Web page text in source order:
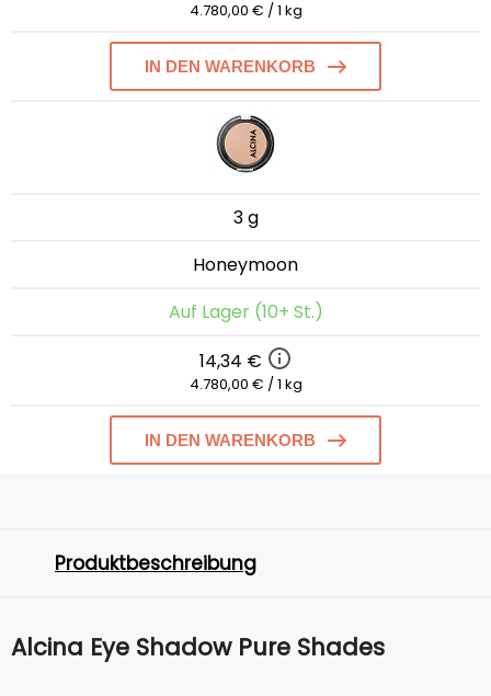
4.780,00 € / 1 kg
IN DEN WARENKORB
3 g
Honeymoon
Auf Lager (10+ St.)
14,34 €
4.780,00 € / 1 kg
IN DEN WARENKORB
Produktbeschreibung
Alcina Eye Shadow Pure Shades